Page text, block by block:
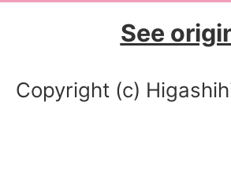
See
Copyright (c)